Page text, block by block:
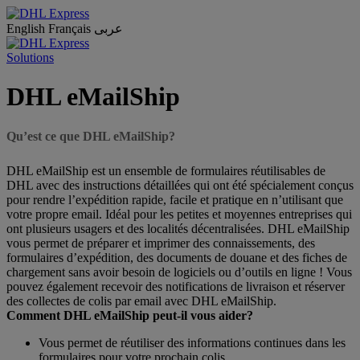
English Français عربى
Solutions
DHL eMailShip
Qu’est ce que DHL eMailShip?
DHL eMailShip est un ensemble de formulaires réutilisables de
DHL avec des instructions détaillées qui ont été spécialement conçus
pour rendre l’expédition rapide, facile et pratique en n’utilisant que
votre propre email. Idéal pour les petites et moyennes entreprises qui
ont plusieurs usagers et des localités décentralisées. DHL eMailShip
vous permet de préparer et imprimer des connaissements, des
formulaires d’expédition, des documents de douane et des fiches de
chargement sans avoir besoin de logiciels ou d’outils en ligne ! Vous
pouvez également recevoir des notifications de livraison et réserver
des collectes de colis par email avec DHL eMailShip.
Comment DHL eMailShip peut-il vous aider?
Vous permet de réutiliser des informations continues dans les
formulaires pour votre prochain colis